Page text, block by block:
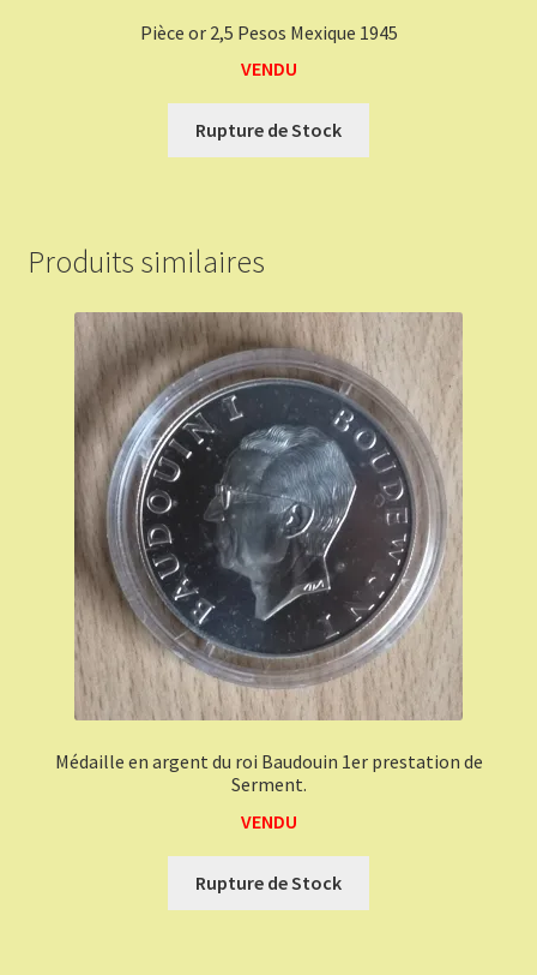
Pièce or 2,5 Pesos Mexique 1945
VENDU
Rupture de Stock
Produits similaires
Médaille en argent du roi Baudouin 1er prestation de
Serment.
VENDU
Rupture de Stock